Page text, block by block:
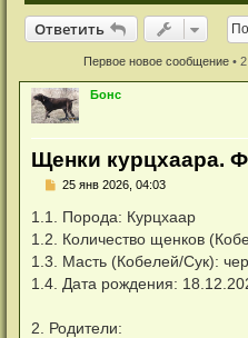
Ответить
Ответить
Первое новое сообщение •
Бонс
Щенки курцхаара.
Н
п
о
ч
и
т
н
25 янв 2026, 04:03
1.1. Порода: Курцхаар
1.2. Количество щенков
1.3. Масть (Кобелей/Сук):
1.4. Дата рождения:
2. Родители: